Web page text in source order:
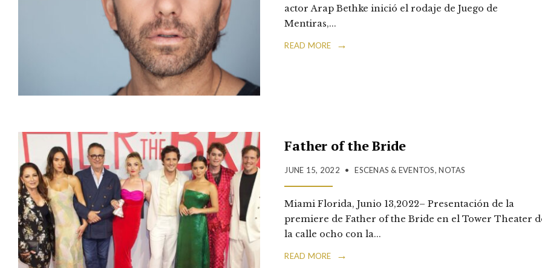
actor Arap Bethke inició el rodaje de Juego de
Mentiras,...
READ MORE →
Father of the Bride
JUNE 15, 2022 • ESCENAS & EVENTOS,NOTAS
Miami Florida, Junio 13,2022– Presentación de la
premiere de Father of the Bride en el Tower Theater
la calle ocho con la...
READ MORE →